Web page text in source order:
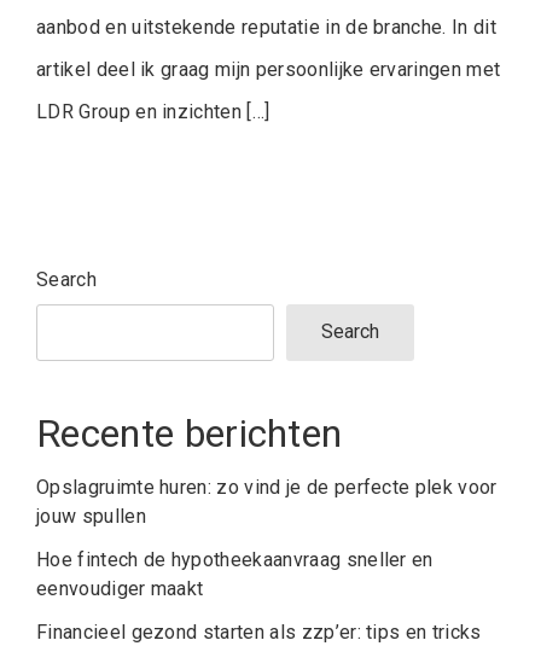
aanbod en uitstekende reputatie in de branche. In dit
artikel deel ik graag mijn persoonlijke ervaringen met
LDR Group en inzichten […]
Search
Search
Recente berichten
Opslagruimte huren: zo vind je de perfecte plek voor
jouw spullen
Hoe fintech de hypotheekaanvraag sneller en
eenvoudiger maakt
Financieel gezond starten als zzp’er: tips en tricks